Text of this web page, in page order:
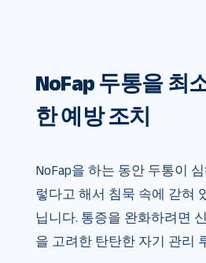
NoFap 두통을 최
한 예방 조치
NoFap을 하는 동안 두통이
렇다고 해서 침묵 속에 갇혀
닙니다. 통증을 완화하려면
을 고려한 탄탄한 자기 관리